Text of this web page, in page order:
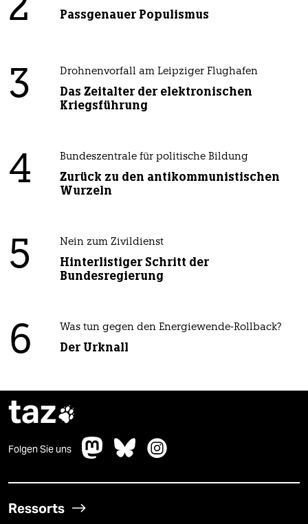
2 Passgenauer Populismus
3 Drohnenvorfall am Leipziger Flughafen
Das Zeitalter der elektronischen
Kriegsführung
4 Bundeszentrale für politische Bildung
Zurück zu den antikommunistischen
Wurzeln
5 Nein zum Zivildienst
Hinterlistiger Schritt der
Bundesregierung
6 Was tun gegen den Energiewende-Rollback?
Der Urknall
taz
Folgen Sie uns
Ressorts